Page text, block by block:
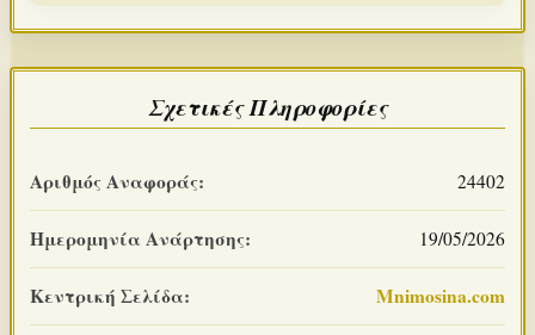
Σχετικές Πληροφορίες
Αριθμός Αναφοράς: 24402
Ημερομηνία Ανάρτησης: 19/05/2026
Κεντρική Σελίδα: Mnimosina.com